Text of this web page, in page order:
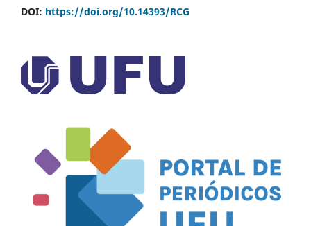
DOI: https://doi.org/10.14393/RCG